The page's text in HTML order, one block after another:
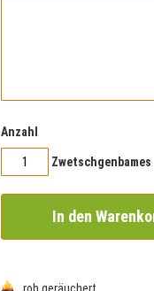
Anzahl
Zwetschgenbames
In den